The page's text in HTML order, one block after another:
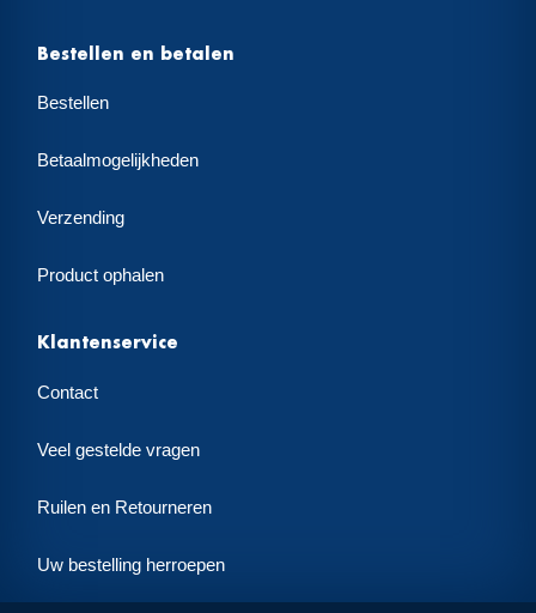
Bestellen en betalen
Bestellen
Betaalmogelijkheden
Verzending
Product ophalen
Klantenservice
Contact
Veel gestelde vragen
Ruilen en Retourneren
Uw bestelling herroepen